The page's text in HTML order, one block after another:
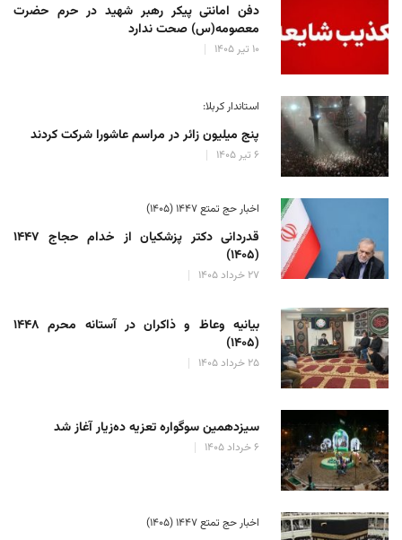
دفن امانتی پیکر رهبر شهید در حرم حضرت
معصومه(س) صحت ندارد
۱۰ تیر ۱۴۰۵
استاندار کربلا:
پنج میلیون زائر در مراسم عاشورا شرکت کردند
۶ تیر ۱۴۰۵
اخبار حج تمتع ۱۴۴۷ (۱۴۰۵)
قدردانی دکتر پزشکیان از خدام حجاج ۱۴۴۷
(۱۴۰۵)
۲۷ خرداد ۱۴۰۵
بیانیه وعاظ و ذاکران در آستانه محرم ۱۴۴۸
(۱۴۰۵)
۲۵ خرداد ۱۴۰۵
سیزدهمین سوگواره تعزیه ده‌زیار آغاز شد
۶ خرداد ۱۴۰۵
اخبار حج تمتع ۱۴۴۷ (۱۴۰۵)